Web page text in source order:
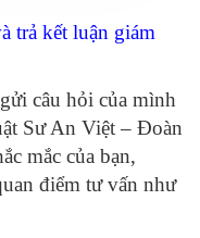
trả kết luận giám
câu hỏi của mình
Sư An Việt – Đoàn
mắc của bạn,
điểm tư vấn như